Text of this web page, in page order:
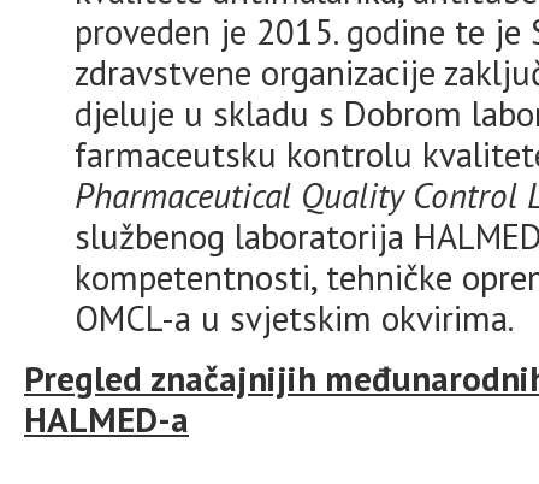
proveden je 2015. godine te
zdravstvene organizacije
djeluje u skladu s Dobrom
farmaceutsku kontrolu
Pharmaceutical Quality Control
službenog laboratorija
kompetentnosti, tehničke
OMCL-a u svjetskim okvirima.
Pregled značajnijih
HALMED-a